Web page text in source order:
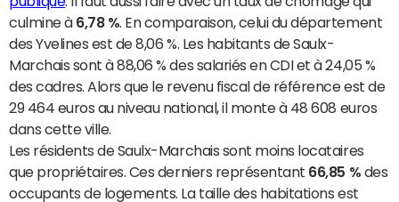
culmine à 6,78 %. En comparaison, celui du département
des Yvelines est de 8,06 %. Les habitants de Saulx-
Marchais sont à 88,06 % des salariés en CDI et à 24,05 %
des cadres. Alors que le revenu fiscal de référence est de
29 464 euros au niveau national, il monte à 48 608 euros
dans cette ville.
Les résidents de Saulx-Marchais sont moins locataires
que propriétaires. Ces derniers représentant 66,85 % des
occupants de logements. La taille des habitations est